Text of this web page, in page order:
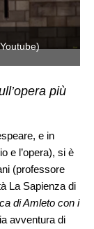
più
e in
e l’opera), si è
(professore
La Sapienza di
di Amleto con i
avventura di